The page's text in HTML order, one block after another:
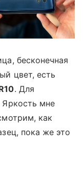
бесконечная
цвет, есть
. Для
мне
как
пока же это